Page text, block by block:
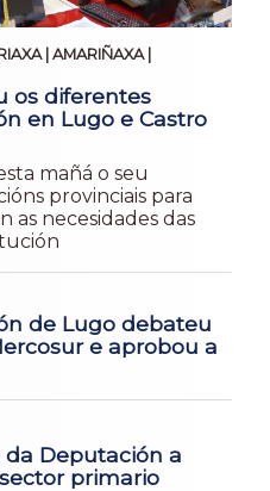
| AMARIÑAXA |
os diferentes
en Lugo e Castro
mañá o seu
provinciais para
as necesidades das
de Lugo debateu
e aprobou a
da Deputación a
primario